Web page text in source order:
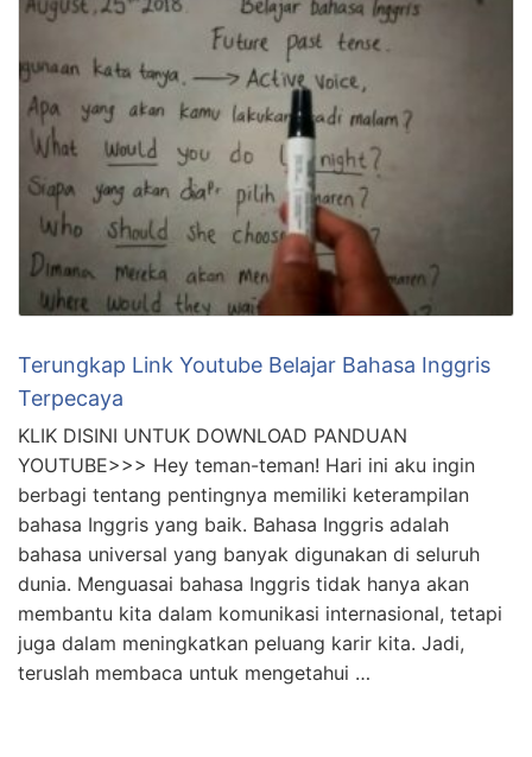
Terungkap Link Youtube Belajar Bahasa Inggris
Terpecaya
KLIK DISINI UNTUK DOWNLOAD PANDUAN
YOUTUBE>>> Hey teman-teman! Hari ini aku ingin
berbagi tentang pentingnya memiliki keterampilan
bahasa Inggris yang baik. Bahasa Inggris adalah
bahasa universal yang banyak digunakan di seluruh
dunia. Menguasai bahasa Inggris tidak hanya akan
membantu kita dalam komunikasi internasional, tetapi
juga dalam meningkatkan peluang karir kita. Jadi,
teruslah membaca untuk mengetahui …